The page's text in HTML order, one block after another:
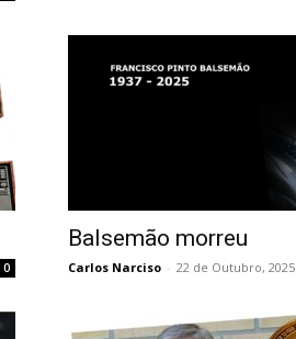
0
Balsemão morreu
Carlos Narciso - 22 de Outubro, 2025